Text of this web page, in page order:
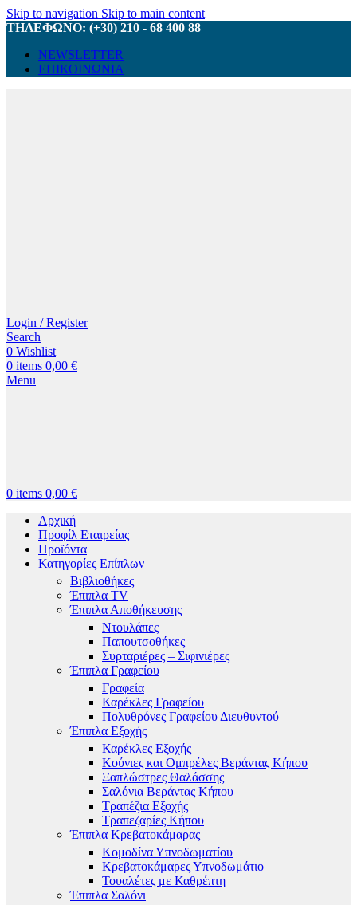
Skip to navigation Skip to main content
ΤΗΛΕΦΩΝΟ: (+30) 210 - 68 400 88
NEWSLETTER
ΕΠΙΚΟΙΝΩΝΙΑ
Login / Register
Search
0 Wishlist
0 items 0,00 €
Menu
0 items 0,00 €
Αρχική
Προφίλ Εταιρείας
Προϊόντα
Κατηγορίες Επίπλων
Βιβλιοθήκες
Έπιπλα TV
Έπιπλα Αποθήκευσης
Ντουλάπες
Παπουτσοθήκες
Συρταριέρες – Σιφινιέρες
Έπιπλα Γραφείου
Γραφεία
Καρέκλες Γραφείου
Πολυθρόνες Γραφείου Διευθυντού
Έπιπλα Εξοχής
Καρέκλες Εξοχής
Κούνιες και Ομπρέλες Βεράντας Κήπου
Ξαπλώστρες Θαλάσσης
Σαλόνια Βεράντας Κήπου
Τραπέζια Εξοχής
Τραπεζαρίες Κήπου
Έπιπλα Κρεβατοκάμαρας
Κομοδίνα Υπνοδωματίου
Κρεβατοκάμαρες Υπνοδωμάτιο
Τουαλέτες με Καθρέπτη
Έπιπλα Σαλόνι